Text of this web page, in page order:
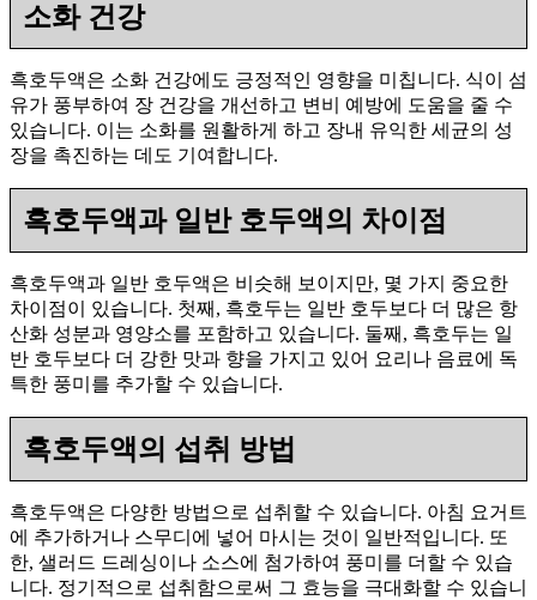
소화 건강
흑호두액은 소화 건강에도 긍정적인 영향을 미칩니다. 식이 섬
유가 풍부하여 장 건강을 개선하고 변비 예방에 도움을 줄 수
있습니다. 이는 소화를 원활하게 하고 장내 유익한 세균의 성
장을 촉진하는 데도 기여합니다.
흑호두액과 일반 호두액의 차이점
흑호두액과 일반 호두액은 비슷해 보이지만, 몇 가지 중요한
차이점이 있습니다. 첫째, 흑호두는 일반 호두보다 더 많은 항
산화 성분과 영양소를 포함하고 있습니다. 둘째, 흑호두는 일
반 호두보다 더 강한 맛과 향을 가지고 있어 요리나 음료에 독
특한 풍미를 추가할 수 있습니다.
흑호두액의 섭취 방법
흑호두액은 다양한 방법으로 섭취할 수 있습니다. 아침 요거트
에 추가하거나 스무디에 넣어 마시는 것이 일반적입니다. 또
한, 샐러드 드레싱이나 소스에 첨가하여 풍미를 더할 수 있습
니다. 정기적으로 섭취함으로써 그 효능을 극대화할 수 있습니